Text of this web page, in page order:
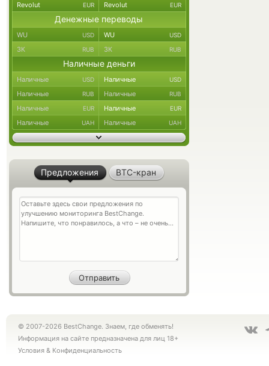
Revolut EUR Revolut EUR
Денежные переводы
WU USD WU USD
ЗК RUB ЗК RUB
Наличные деньги
Наличные USD Наличные USD
Наличные RUB Наличные RUB
Наличные EUR Наличные EUR
Наличные UAH Наличные UAH
Предложения BTC-кран
© 2007-2026 BestChange. Знаем, где обменять!
Информация на сайте предназначена для лиц 18+
Условия & Конфиденциальность